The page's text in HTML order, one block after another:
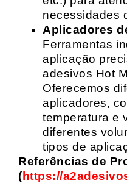
necessidades
Aplicadores
Ferramentas
aplicação
adesivos Hot
Oferecemos
aplicadores,
temperatura e
diferentes
tipos de
Referências de
(https://